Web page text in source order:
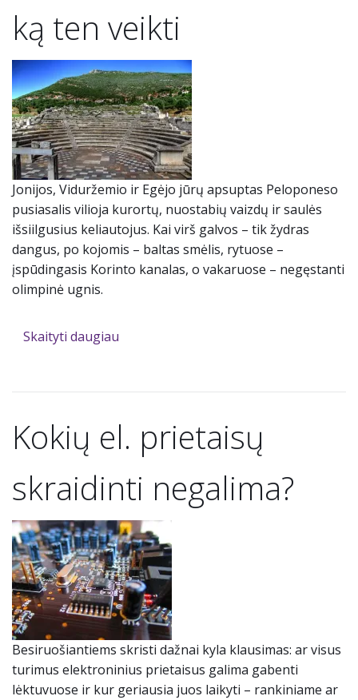
ką ten veikti
Jonijos, Viduržemio ir Egėjo jūrų apsuptas Peloponeso
pusiasalis vilioja kurortų, nuostabių vaizdų ir saulės
išsiilgusius keliautojus. Kai virš galvos – tik žydras
dangus, po kojomis – baltas smėlis, rytuose –
įspūdingasis Korinto kanalas, o vakaruose – negęstanti
olimpinė ugnis.
Skaityti daugiau
Kokių el. prietaisų
skraidinti negalima?
Besiruošiantiems skristi dažnai kyla klausimas: ar visus
turimus elektroninius prietaisus galima gabenti
lėktuvuose ir kur geriausia juos laikyti – rankiniame ar